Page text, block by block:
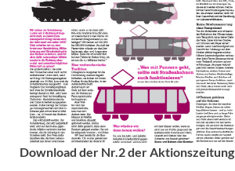
Download der Nr.2 der Aktionszeitung